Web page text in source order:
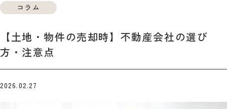
コラム
【土地・物件の売却時】不動産会社の選び
方・注意点
2026.02.27